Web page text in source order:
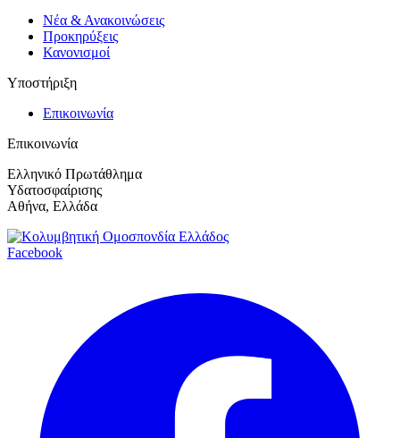
Νέα & Ανακοινώσεις
Προκηρύξεις
Κανονισμοί
Υποστήριξη
Επικοινωνία
Επικοινωνία
Ελληνικό Πρωτάθλημα
Υδατοσφαίρισης
Αθήνα, Ελλάδα
Facebook